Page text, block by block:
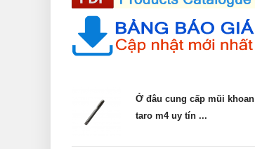
Ở đâu cung cấp mũi khoan
taro m4 uy tín ...